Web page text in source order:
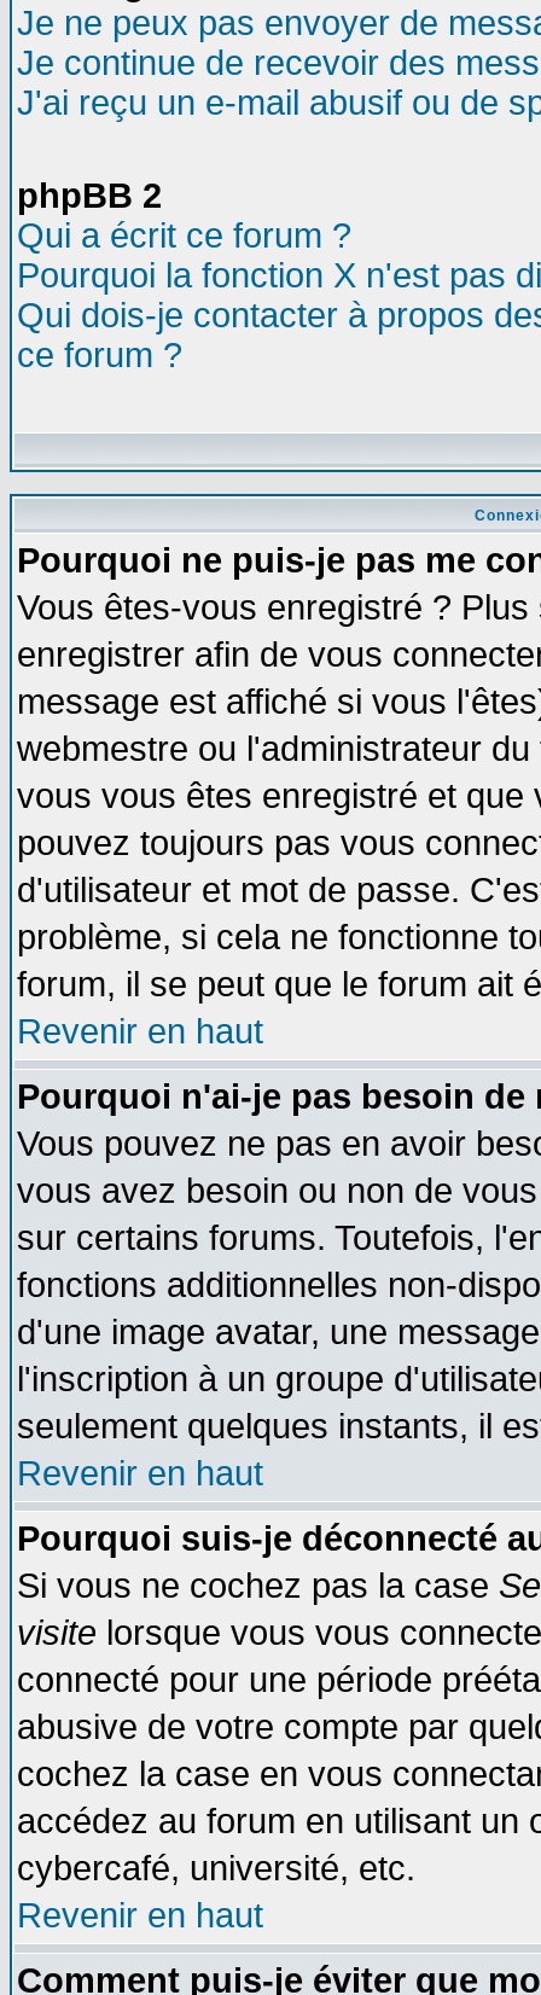
Je ne peux pas envoyer de
Je continue de recevoir des
J'ai reçu un e-mail abusif ou de
phpBB 2
Qui a écrit ce forum ?
Pourquoi la fonction X n'est pas
Qui dois-je contacter à propos
ce forum ?
Pourquoi ne puis-je pas me
Vous êtes-vous enregistré ?
enregistrer afin de vous
message est affiché si vous
webmestre ou l'administrateur
vous vous êtes enregistré et
pouvez toujours pas vous
d'utilisateur et mot de passe.
problème, si cela ne fonctionne
forum, il se peut que le forum ait
Revenir en haut
Pourquoi n'ai-je pas besoin de
Vous pouvez ne pas en avoir
vous avez besoin ou non de
sur certains forums. Toutefois,
fonctions additionnelles non-
d'une image avatar, une
l'inscription à un groupe
seulement quelques instants, il
Revenir en haut
Pourquoi suis-je déconnecté
Si vous ne cochez pas la case
visite lorsque vous vous
connecté pour une période
abusive de votre compte par
cochez la case en vous
accédez au forum en utilisant un
cybercafé, université, etc.
Revenir en haut
Comment puis-je éviter que